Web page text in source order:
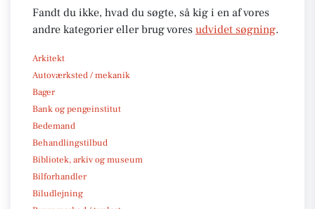
Fandt du ikke, hvad du søgte, så kig i en af vores
andre kategorier eller brug vores udvidet søgning.
Arkitekt
Autoværksted / mekanik
Bager
Bank og pengeinstitut
Bedemand
Behandlingstilbud
Bibliotek, arkiv og museum
Bilforhandler
Biludlejning